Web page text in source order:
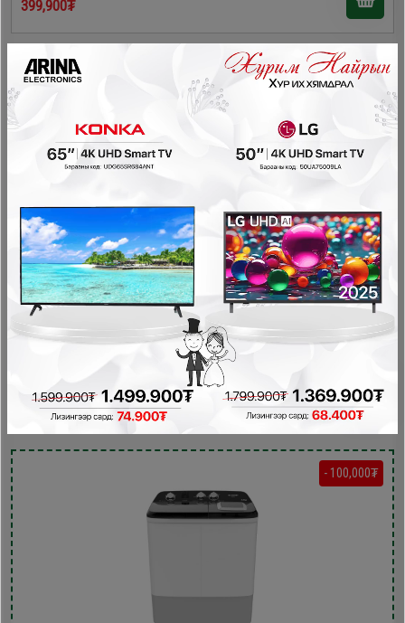
399,900₮
- 70,000₮
Homelux 9кг хагас автомат угаалгын машин /ХРВ90-
286/
Хагас автомат угаалгын машин
399,900₮
- 100,000₮